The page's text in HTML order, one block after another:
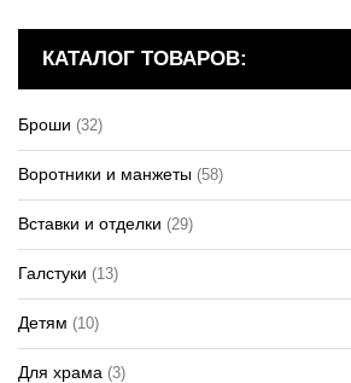
КАТАЛОГ ТОВАРОВ:
Броши (32)
Воротники и манжеты (58)
Вставки и отделки (29)
Галстуки (13)
Детям (10)
Для храма (3)